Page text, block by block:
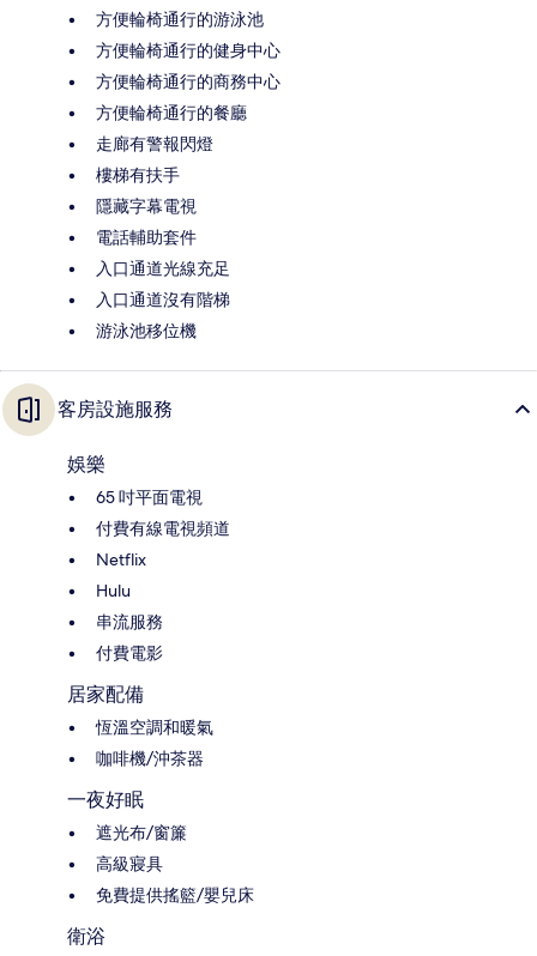
方便輪椅通行的游泳池
方便輪椅通行的健身中心
方便輪椅通行的商務中心
方便輪椅通行的餐廳
走廊有警報閃燈
樓梯有扶手
隱藏字幕電視
電話輔助套件
入口通道光線充足
入口通道沒有階梯
游泳池移位機
客房設施服務
娛樂
65 吋平面電視
付費有線電視頻道
Netflix
Hulu
串流服務
付費電影
居家配備
恆溫空調和暖氣
咖啡機/沖茶器
一夜好眠
遮光布/窗簾
高級寢具
免費提供搖籃/嬰兒床
衛浴